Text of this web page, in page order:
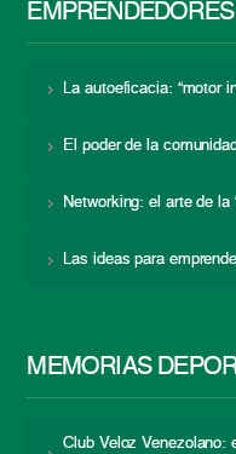
EMPRENDEDORES
La autoeficacia: “motor
El poder de la
Networking: el arte de la
Las ideas para
MEMORIAS
Club Veloz